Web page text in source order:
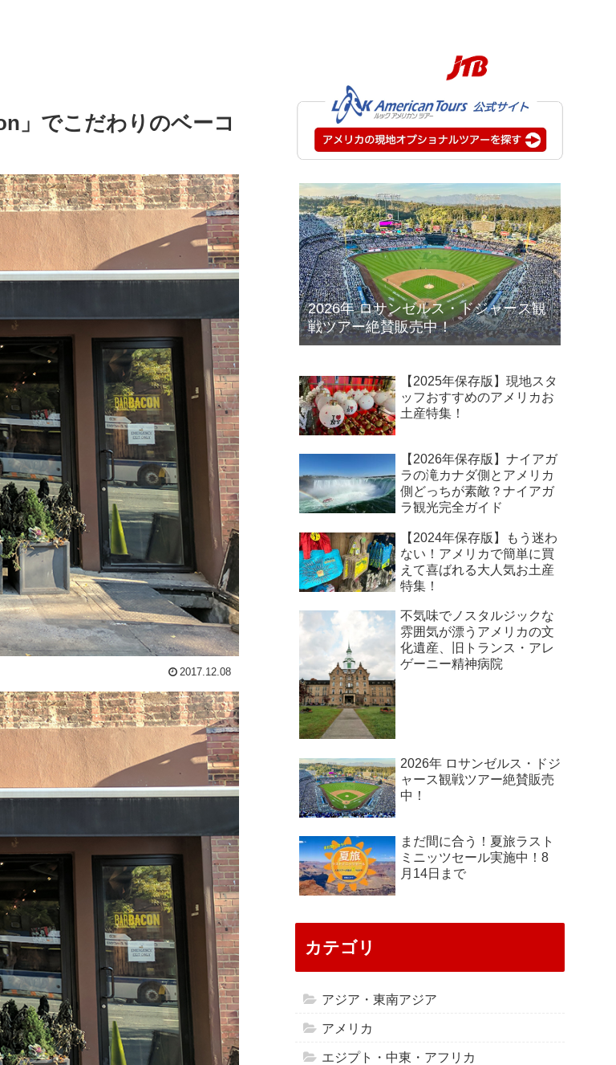
」でこだわりのベーコ
2017.12.08
2026年 ロサンゼルス・ドジャース観
戦ツアー絶賛販売中！
【2025年保存版】現地スタ
ッフおすすめのアメリカお
土産特集！
【2026年保存版】ナイアガ
ラの滝カナダ側とアメリカ
側どっちが素敵？ナイアガ
ラ観光完全ガイド
【2024年保存版】もう迷わ
ない！アメリカで簡単に買
えて喜ばれる大人気お土産
特集！
不気味でノスタルジックな
雰囲気が漂うアメリカの文
化遺産、旧トランス・アレ
ゲーニー精神病院
2026年 ロサンゼルス・ドジ
ャース観戦ツアー絶賛販売
中！
まだ間に合う！夏旅ラスト
ミニッツセール実施中！8
月14日まで
カテゴリ
アジア・東南アジア
アメリカ
エジプト・中東・アフリカ